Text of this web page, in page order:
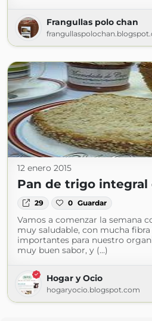
Frangullas polo chan
12 enero 2015
Pan de trigo integral
29 0 Guardar
Vamos a comenzar la semana
muy saludable, con mucha
importantes para nuestro
muy buen sabor, y (...)
Hogar y Ocio
hogaryocio.blogspot.com